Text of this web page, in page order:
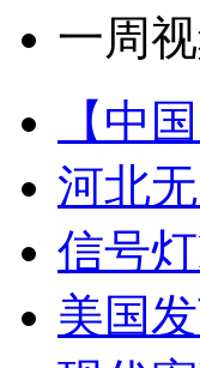
一周
【中
河北
信号
美国